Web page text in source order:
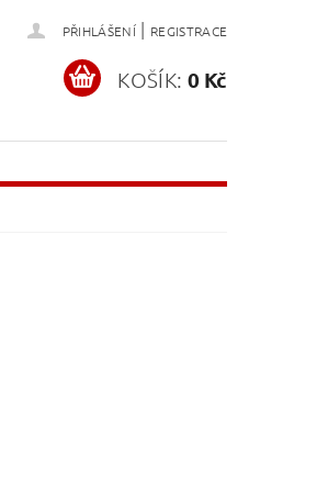
PŘIHLÁŠENÍ | REGISTRACE
KOŠÍK: 0 Kč